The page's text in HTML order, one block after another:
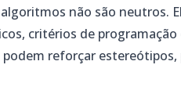
não são neutros.
critérios de programação
podem reforçar